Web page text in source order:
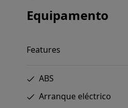
Equipamento
Features
ABS
Arranque eléctrico